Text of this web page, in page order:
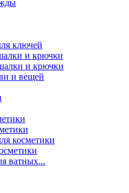
ключей
и крючки
и крючки
и вещей
косметики
ватных...